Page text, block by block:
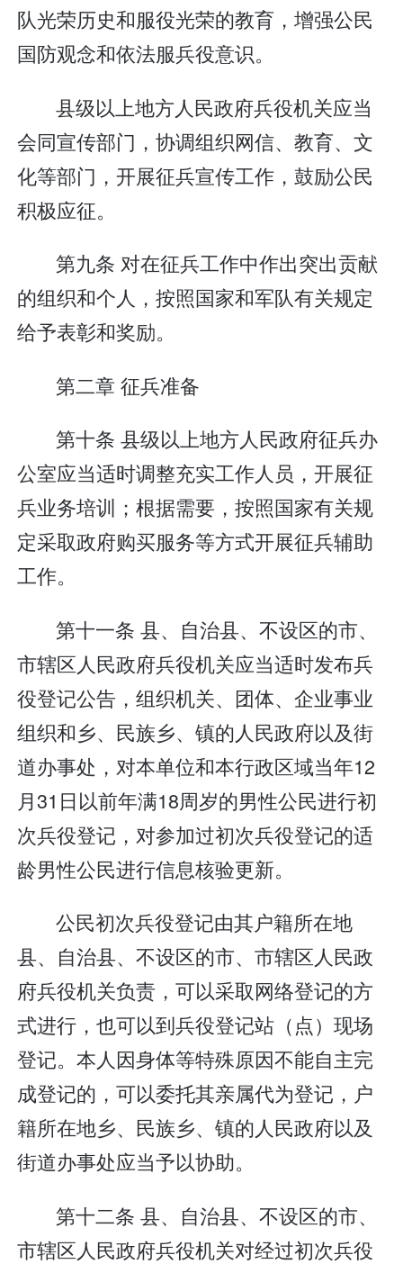
队光荣历史和服役光荣的教育，增强公民
国防观念和依法服兵役意识。
县级以上地方人民政府兵役机关应当
会同宣传部门，协调组织网信、教育、文
化等部门，开展征兵宣传工作，鼓励公民
积极应征。
第九条 对在征兵工作中作出突出贡献
的组织和个人，按照国家和军队有关规定
给予表彰和奖励。
第二章 征兵准备
第十条 县级以上地方人民政府征兵办
公室应当适时调整充实工作人员，开展征
兵业务培训；根据需要，按照国家有关规
定采取政府购买服务等方式开展征兵辅助
工作。
第十一条 县、自治县、不设区的市、
市辖区人民政府兵役机关应当适时发布兵
役登记公告，组织机关、团体、企业事业
组织和乡、民族乡、镇的人民政府以及街
道办事处，对本单位和本行政区域当年12
月31日以前年满18周岁的男性公民进行初
次兵役登记，对参加过初次兵役登记的适
龄男性公民进行信息核验更新。
公民初次兵役登记由其户籍所在地
县、自治县、不设区的市、市辖区人民政
府兵役机关负责，可以采取网络登记的方
式进行，也可以到兵役登记站（点）现场
登记。本人因身体等特殊原因不能自主完
成登记的，可以委托其亲属代为登记，户
籍所在地乡、民族乡、镇的人民政府以及
街道办事处应当予以协助。
第十二条 县、自治县、不设区的市、
市辖区人民政府兵役机关对经过初次兵役